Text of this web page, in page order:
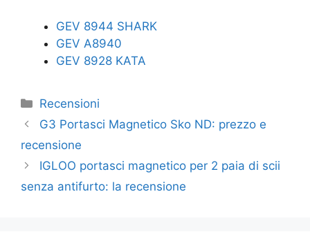
GEV 8944 SHARK
GEV A8940
GEV 8928 KATA
Categorie
Recensioni
G3 Portasci Magnetico Sko ND: prezzo e
recensione
IGLOO portasci magnetico per 2 paia di scii
senza antifurto: la recensione